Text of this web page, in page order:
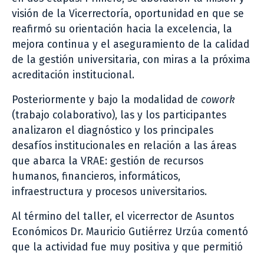
visión de la Vicerrectoría, oportunidad en que se
reafirmó su orientación hacia la excelencia, la
mejora continua y el aseguramiento de la calidad
de la gestión universitaria, con miras a la próxima
acreditación institucional.
Posteriormente y bajo la modalidad de cowork
(trabajo colaborativo), las y los participantes
analizaron el diagnóstico y los principales
desafíos institucionales en relación a las áreas
que abarca la VRAE: gestión de recursos
humanos, financieros, informáticos,
infraestructura y procesos universitarios.
Al término del taller, el vicerrector de Asuntos
Económicos Dr. Mauricio Gutiérrez Urzúa comentó
que la actividad fue muy positiva y que permitió